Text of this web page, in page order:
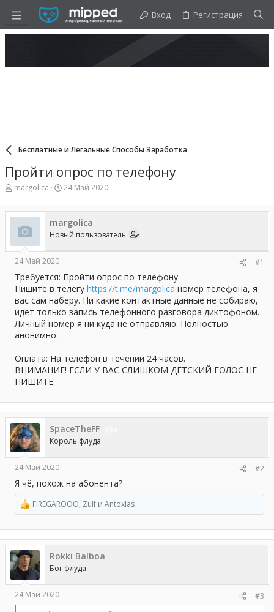
Вход Регистрация
Бесплатные и Легальные Способы Заработка
Пройти опрос по телефону
А
т
о
р
е
ы
margolica
Д
т
н
а
а
24 Май 2020
margolica
Новый пользователь
24 Май 2020 #1
Требуется: Пройти опрос по телефону
Пишите в телегу https://t.me/margolica номер телефона, я
вас сам наберу. Ни какие контактные данные не собираю,
идёт только запись телефонного разговора диктофоном.
Личный номер я ни куда не отправляю. Полностью
анонимно.
Оплата: На телефон в течении 24 часов.
ВНИМАНИЕ! ЕСЛИ У ВАС СЛИШКОМ ДЕТСКИЙ ГОЛОС НЕ
ПИШИТЕ.
SpaceTheFF
Король флуда
24 Май 2020 #2
Я чё, похож на абонента?
Р
е
а
к
ц
и
и
:
FIREGAROOO, Zulf и Antoxlas
Rokki Balboa
Бог флуда
24 Май 2020
#3